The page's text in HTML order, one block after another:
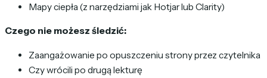
Mapy ciepła (z narzędziami jak Hotjar lub Clarity)
Czego nie możesz śledzić:
Zaangażowanie po opuszczeniu strony przez czytelnika
Czy wrócili po drugą lekturę